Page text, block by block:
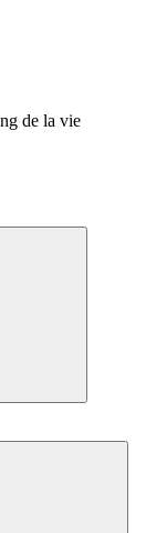
de la vie